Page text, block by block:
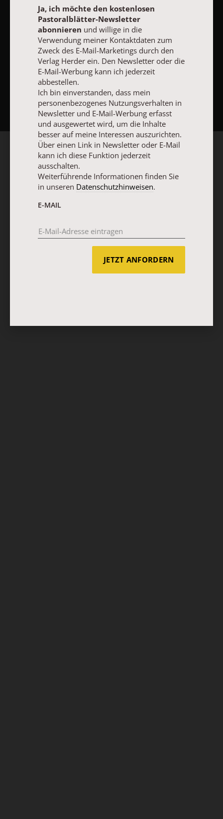
NACH OBEN
Ja, ich möchte den kostenlosen
Pastoralblätter-Newsletter
abonnieren und willige in die
Verwendung meiner Kontaktdaten zum
Zweck des E-Mail-Marketings durch den
Verlag Herder ein. Den Newsletter oder die
E-Mail-Werbung kann ich jederzeit
abbestellen.
Ich bin einverstanden, dass mein
personenbezogenes Nutzungsverhalten in
Newsletter und E-Mail-Werbung erfasst
und ausgewertet wird, um die Inhalte
besser auf meine Interessen auszurichten.
Über einen Link in Newsletter oder E-Mail
kann ich diese Funktion jederzeit
ausschalten.
Weiterführende Informationen finden Sie
in unseren Datenschutzhinweisen.
E-MAIL
JETZT ANFORDERN